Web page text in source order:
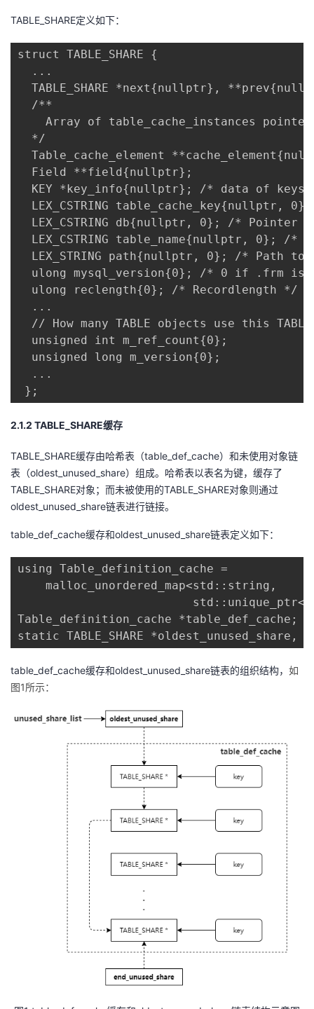
程
认
证
的
实
验
我
的
收
藏
持建
议
TABLE_SHARE定义如下：
struct TABLE_SHARE {
  ...
TABLE_SHARE *next{nullptr},
  /**
Array of table_cache_instances
  */
Table_cache_element
  Field **field{nullptr};
KEY *key_info{nullptr}; /* data of
LEX_CSTRING table_cache_key{nullptr,
LEX_CSTRING db{nullptr, 0}; /* Pointer
LEX_CSTRING table_name{nullptr, 0}; /*
LEX_STRING path{nullptr, 0}; /* Path
ulong mysql_version{0}; /* 0 if .frm
  ulong reclength{0}; /* Recordlength */
  ...
// How many TABLE objects use this
  unsigned int m_ref_count{0};
  unsigned long m_version{0};
  ...
};
2.1.2 TABLE_SHARE缓存
TABLE_SHARE缓存由哈希表（table_def_cache）和未使用对象链
表（oldest_unused_share）组成。哈希表以表名为键，缓存了
TABLE_SHARE对象；而未被使用的TABLE_SHARE对象则通过
oldest_unused_share链表进行链接。
table_def_cache缓存和oldest_unused_share链表定义如下：
using Table_definition_cache =
    malloc_unordered_map<std::string,
Table_definition_cache *table_def_cache;
static TABLE_SHARE *oldest_unused_share,
table_def_cache缓存和oldest_unused_share链表的组织结构， 如
图1所示：